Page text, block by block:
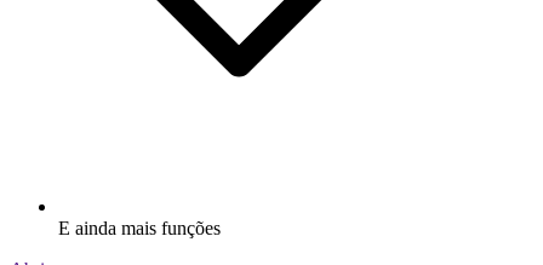
E ainda mais funções